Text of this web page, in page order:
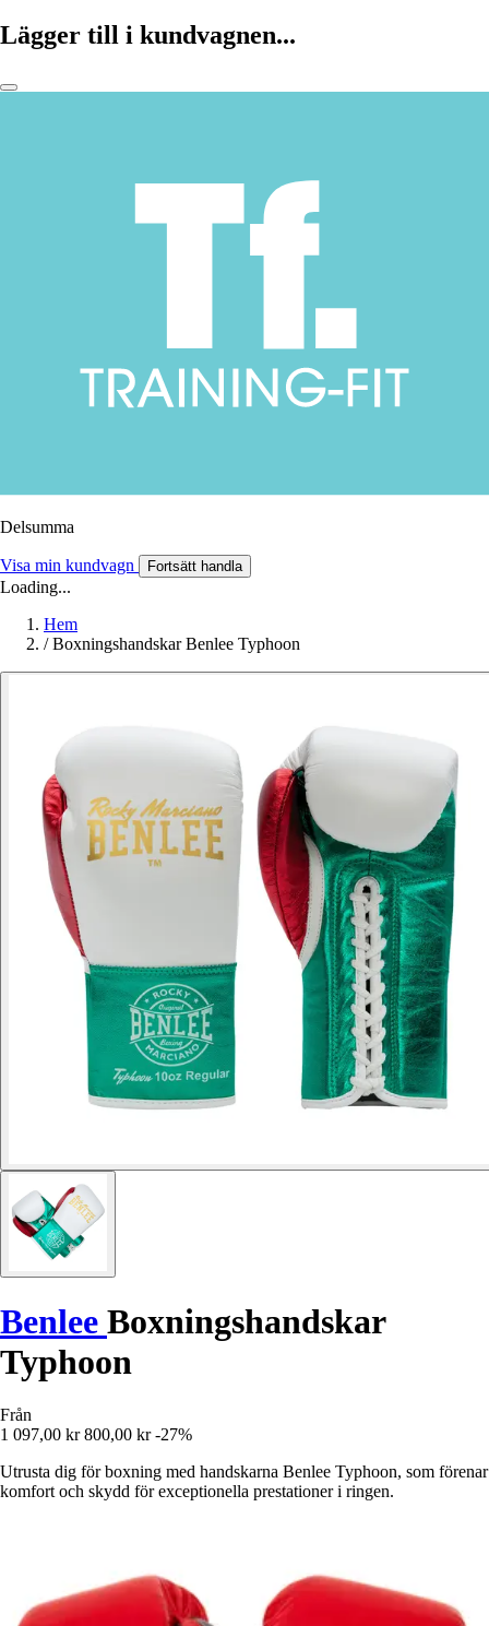
Lägger till i kundvagnen...
Delsumma
Visa min kundvagn Fortsätt handla
Loading...
Hem
/ Boxningshandskar Benlee Typhoon
Benlee Boxningshandskar
Typhoon
Från
1 097,00 kr 800,00 kr -27%
Utrusta dig för boxning med handskarna Benlee Typhoon, som förenar
komfort och skydd för exceptionella prestationer i ringen.